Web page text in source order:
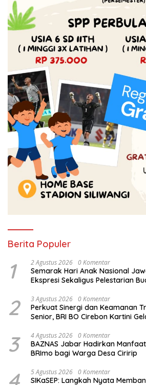
Berita Populer
1 2 Agustus 2026 0 Komentar
Semarak Hari Anak Nasional
Ekspresi Sekaligus Pelestarian
2 3 Agustus 2026 0 Komentar
Perkuat Sinergi dan Keamanan
Senior, BRI BO Cirebon Kartini
3 4 Agustus 2026 0 Komentar
BAZNAS Jabar Hadirkan
BRImo bagi Warga Desa Ciririp
5 Agustus 2026 0 Komentar
SIKaSEP: Langkah Nyata